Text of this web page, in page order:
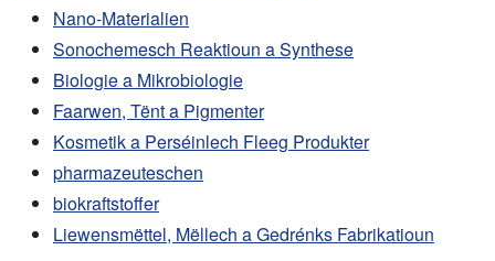
Nano-Materialien
Sonochemesch Reaktioun a Synthese
Biologie a Mikrobiologie
Faarwen, Tënt a Pigmenter
Kosmetik a Perséinlech Fleeg Produkter
pharmazeuteschen
biokraftstoffer
Liewensmëttel, Mëllech a Gedrénks Fabrikatioun